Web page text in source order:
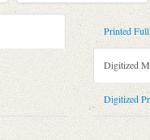
Printed
Digitized
Digitized